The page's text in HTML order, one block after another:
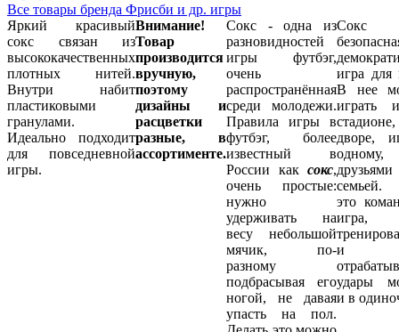
Все товары бренда Фрисби и др. игры
Яркий красивый
сокс связан из
высококачественных
плотных нитей.
Внутри набит
пластиковыми
гранулами.
Идеально подходит
для повседневной
игры.
Внимание!
Товар
производится
вручную,
поэтому
дизайны и
расцветки
разные, в
ассортименте.
Сокс - одна из
разновидностей
игры футбэг,
очень
распространённая
среди молодежи.
Правила игры в
футбэг, более
известный в
России как сокс,
очень простые:
нужно
удерживать на
весу небольшой
мячик, по-
разному
подбрасывая его
ногой, не давая
упасть на пол.
Сокс
игра для
В нее
играть
дворе,
семьей.
это
игра,
и
удары
и в